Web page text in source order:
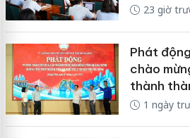
23 giờ
Phát
chào
thành
1 ngày